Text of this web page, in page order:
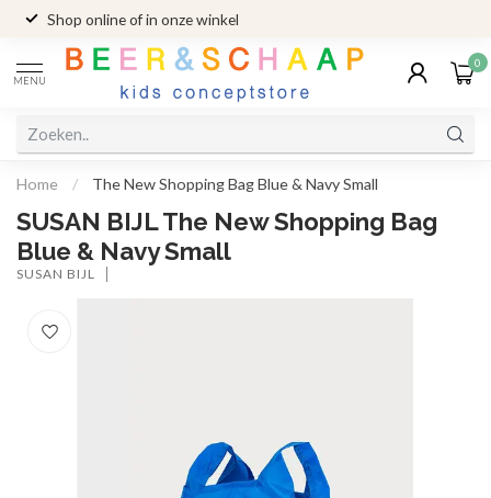
Shop online of in onze winkel
MENU
0
Home / The New Shopping Bag Blue & Navy Small
SUSAN BIJL The New Shopping Bag
Blue & Navy Small
SUSAN BIJL